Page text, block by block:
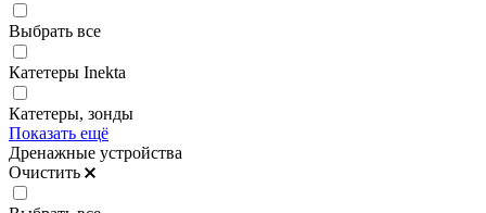
Выбрать все
Катетеры Inekta
Катетеры, зонды
Показать ещё
Дренажные устройства
Очистить